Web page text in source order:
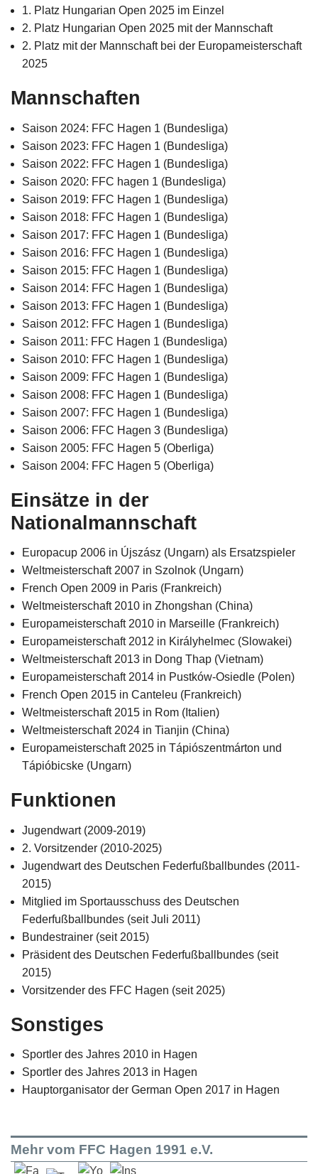
1. Platz Hungarian Open 2025 im Einzel
2. Platz Hungarian Open 2025 mit der Mannschaft
2. Platz mit der Mannschaft bei der Europameisterschaft
2025
Mannschaften
Saison 2024: FFC Hagen 1 (Bundesliga)
Saison 2023: FFC Hagen 1 (Bundesliga)
Saison 2022: FFC Hagen 1 (Bundesliga)
Saison 2020: FFC hagen 1 (Bundesliga)
Saison 2019: FFC Hagen 1 (Bundesliga)
Saison 2018: FFC Hagen 1 (Bundesliga)
Saison 2017: FFC Hagen 1 (Bundesliga)
Saison 2016: FFC Hagen 1 (Bundesliga)
Saison 2015: FFC Hagen 1 (Bundesliga)
Saison 2014: FFC Hagen 1 (Bundesliga)
Saison 2013: FFC Hagen 1 (Bundesliga)
Saison 2012: FFC Hagen 1 (Bundesliga)
Saison 2011: FFC Hagen 1 (Bundesliga)
Saison 2010: FFC Hagen 1 (Bundesliga)
Saison 2009: FFC Hagen 1 (Bundesliga)
Saison 2008: FFC Hagen 1 (Bundesliga)
Saison 2007: FFC Hagen 1 (Bundesliga)
Saison 2006: FFC Hagen 3 (Bundesliga)
Saison 2005: FFC Hagen 5 (Oberliga)
Saison 2004: FFC Hagen 5 (Oberliga)
Einsätze in der
Nationalmannschaft
Europacup 2006 in Újszász (Ungarn) als Ersatzspieler
Weltmeisterschaft 2007 in Szolnok (Ungarn)
French Open 2009 in Paris (Frankreich)
Weltmeisterschaft 2010 in Zhongshan (China)
Europameisterschaft 2010 in Marseille (Frankreich)
Europameisterschaft 2012 in Királyhelmec (Slowakei)
Weltmeisterschaft 2013 in Dong Thap (Vietnam)
Europameisterschaft 2014 in Pustków-Osiedle (Polen)
French Open 2015 in Canteleu (Frankreich)
Weltmeisterschaft 2015 in Rom (Italien)
Weltmeisterschaft 2024 in Tianjin (China)
Europameisterschaft 2025 in Tápiószentmárton und
Tápióbicske (Ungarn)
Funktionen
Jugendwart (2009-2019)
2. Vorsitzender (2010-2025)
Jugendwart des Deutschen Federfußballbundes (2011-
2015)
Mitglied im Sportausschuss des Deutschen
Federfußballbundes (seit Juli 2011)
Bundestrainer (seit 2015)
Präsident des Deutschen Federfußballbundes (seit
2015)
Vorsitzender des FFC Hagen (seit 2025)
Sonstiges
Sportler des Jahres 2010 in Hagen
Sportler des Jahres 2013 in Hagen
Hauptorganisator der German Open 2017 in Hagen
Mehr vom FFC Hagen 1991 e.V.